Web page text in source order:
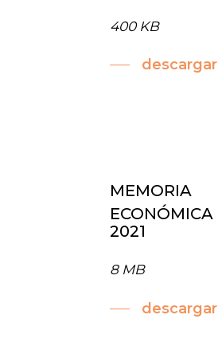
400 KB
descargar
MEMORIA
ECONÓMICA
2021
8 MB
descargar